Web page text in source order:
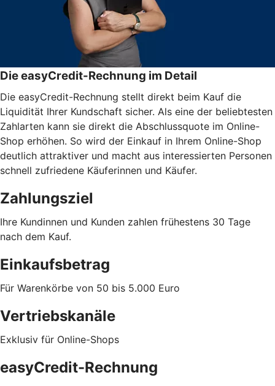
Die easyCredit-Rechnung im Detail
Die easyCredit-Rechnung stellt direkt beim Kauf die
Liquidität Ihrer Kundschaft sicher. Als eine der beliebtesten
Zahlarten kann sie direkt die Abschlussquote im Online-
Shop erhöhen. So wird der Einkauf in Ihrem Online-Shop
deutlich attraktiver und macht aus interessierten Personen
schnell zufriedene Käuferinnen und Käufer.
Zahlungsziel
Ihre Kundinnen und Kunden zahlen frühestens 30 Tage
nach dem Kauf.
Einkaufsbetrag
Für Warenkörbe von 50 bis 5.000 Euro
Vertriebskanäle
Exklusiv für Online-Shops
easyCredit-Rechnung